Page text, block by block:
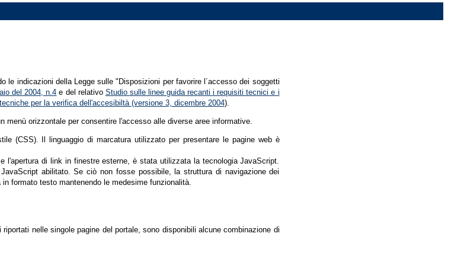
le indicazioni della Legge sulle "Disposizioni per favorire l´accesso dei soggetti
del 2004, n.4 e del relativo Studio sulle linee guida recanti i requisiti tecnici e i
per la verifica dell'accesibiltà (versione 3, dicembre 2004).
menù orizzontale per consentire l'accesso alle diverse aree informative.
(CSS). Il linguaggio di marcatura utilizzato per presentare le pagine web è
l'apertura di link in finestre esterne, è stata utilizzata la tecnologia JavaScript.
abilitato. Se ciò non fosse possibile, la struttura di navigazione dei
formato testo mantenendo le medesime funzionalità.
nelle singole pagine del portale, sono disponibili alcune combinazione di